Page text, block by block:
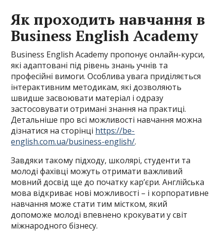
Як проходить навчання в
Business English Academy
Business English Academy пропонує онлайн-курси,
які адаптовані під рівень знань учнів та
професійні вимоги. Особлива увага приділяється
інтерактивним методикам, які дозволяють
швидше засвоювати матеріал і одразу
застосовувати отримані знання на практиці.
Детальніше про всі можливості навчання можна
дізнатися на сторінці https://be-
english.com.ua/business-english/.
Завдяки такому підходу, школярі, студенти та
молоді фахівці можуть отримати важливий
мовний досвід ще до початку кар’єри. Англійська
мова відкриває нові можливості – і корпоративне
навчання може стати тим містком, який
допоможе молоді впевнено крокувати у світ
міжнародного бізнесу.